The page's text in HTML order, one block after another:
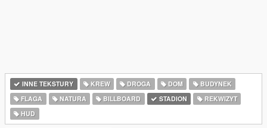
INNE TEKSTURY KREW DROGA DOM
BUDYNEK
FLAGA
NATURA BILLBOARD STADION
REKWIZYT
HUD